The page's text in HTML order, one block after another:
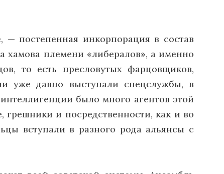
постепенная инкорпорация в состав
хамова племени «либералов», а именно
то есть пресловутых фарцовщиков,
уже давно выступали спецслужбы, в
было много агентов этой
и посредственности, как и во
вступали в разного рода альянсы с